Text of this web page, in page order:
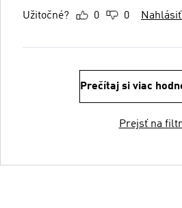
Užitočné? 0 0
Prečítaj si viac
Prejsť na